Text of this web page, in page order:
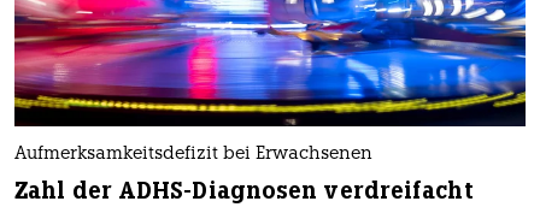
Aufmerksamkeitsdefizit bei Erwachsenen
Zahl der ADHS-Diagnosen verdreifacht